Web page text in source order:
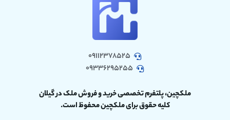
09112378525
09336295255
ملکچین، پلتفرم تخصصی خرید و فروش ملک در گیلان
کلیه حقوق برای ملکچین محفوظ است.